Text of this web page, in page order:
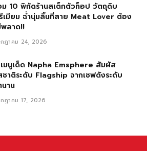
ม 10 พิกัดร้านสเต็กตัวท็อป วัตถุดิบ
เมียม ฉ่ำนุ่มลิ้นที่สาย Meat Lover ต้อง
พลาด!!
ฎาคม 24, 2026
มนูเด็ด Napha Emsphere สัมผัส
ชาติระดับ Flagship จากเชฟดังระดับ
นาน
ฎาคม 17, 2026